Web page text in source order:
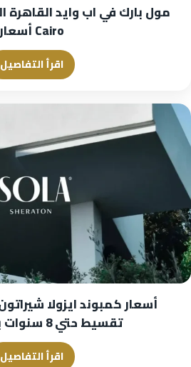
Cairo أسعار
اقرأ التفاصيل
تقسيط حتي 8 سنوات بمقدم 10%
اقرأ التفاصيل